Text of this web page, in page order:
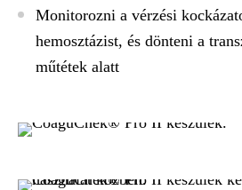
Monitorozni a vérzési
hemosztázist, és dönteni a
műtétek alatt